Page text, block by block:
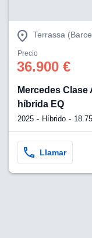
Terrassa
Precio
36.900 €
Mercedes
híbrida EQ
2025 Híbrido
Llamar